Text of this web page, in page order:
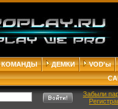
КОМАНДЫ ДЕМКИ
VOD'ы
Забыли